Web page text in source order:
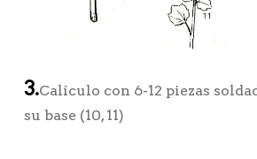
3.Calículo con 6-12 piezas
su base (10, 11)